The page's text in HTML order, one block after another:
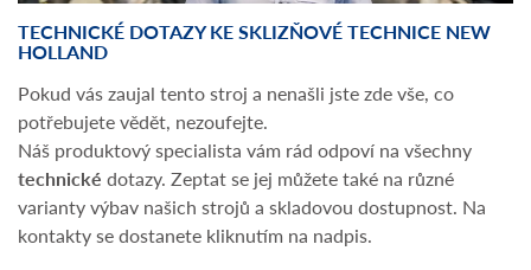
TECHNICKÉ DOTAZY KE SKLIZŇOVÉ TECHNICE NEW
HOLLAND
Pokud vás zaujal tento stroj a nenašli jste zde vše, co
potřebujete vědět, nezoufejte.
Náš produktový specialista vám rád odpoví na všechny
technické dotazy. Zeptat se jej můžete také na různé
varianty výbav našich strojů a skladovou dostupnost. Na
kontakty se dostanete kliknutím na nadpis.